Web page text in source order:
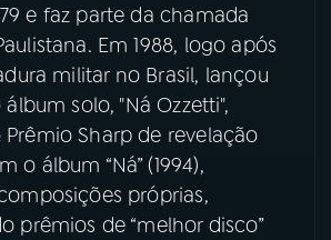
e faz parte da chamada
Em 1988, logo após
militar no Brasil, lançou
solo, "Ná Ozzetti",
Sharp de revelação
o álbum “Ná” (1994),
próprias,
prêmios de “melhor disco”